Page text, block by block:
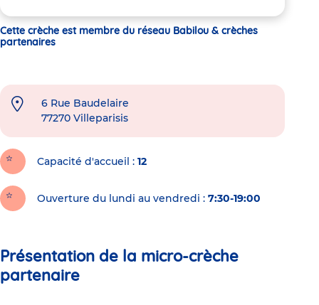
Cette crèche est membre du réseau Babilou & crèches
partenaires
6 Rue Baudelaire
77270 Villeparisis
Capacité d'accueil 12
Ouverture du lundi au vendredi : 7:30-19:00
Présentation de la micro-crèche
partenaire